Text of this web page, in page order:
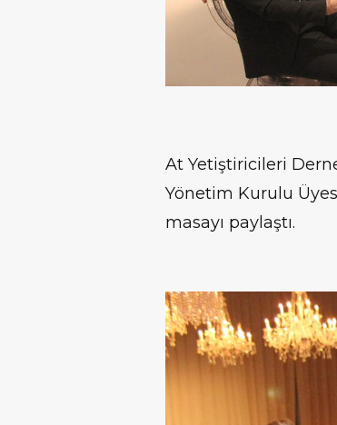
At Yetiştiricileri
Yönetim Kurulu
masayı paylaştı.